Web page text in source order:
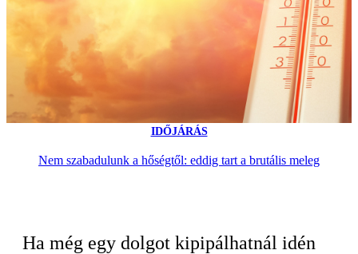
IDŐJÁRÁS
Nem szabadulunk a hőségtől: eddig tart a brutális meleg
Ha még egy dolgot kipipálhatnál idén